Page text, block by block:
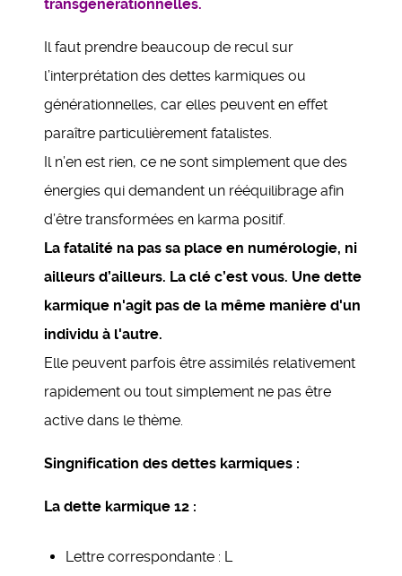
transgénérationnelles.
Il faut prendre beaucoup de recul sur
l’interprétation des dettes karmiques ou
générationnelles, car elles peuvent en effet
paraître particulièrement fatalistes.
Il n’en est rien, ce ne sont simplement que des
énergies qui demandent un rééquilibrage afin
d’être transformées en karma positif.
La fatalité na pas sa place en numérologie, ni
ailleurs d’ailleurs. La clé c’est vous. Une dette
karmique n'agit pas de la même manière d'un
individu à l'autre.
Elle peuvent parfois être assimilés relativement
rapidement ou tout simplement ne pas être
active dans le thème.
Singnification des dettes karmiques :
La dette karmique 12 :
Lettre correspondante : L